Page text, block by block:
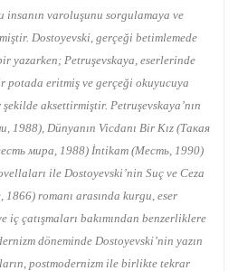
insanın varoluşunu sorgulamaya ve
Dostoyevski, gerçeği betimlemede
yazarken; Petruşevskaya, eserlerinde
potada eritmiş ve gerçeği okuyucuya
aksettirmiştir. Petruşevskaya’nın
1988), Dünyanın Vicdanı Bir Kız (Такая
мира, 1988) İntikam (Месть, 1990)
ile Dostoyevski’nin Suç ve Ceza
1866) romanı arasında kurgu, eser
iç çatışmaları bakımından benzerliklere
döneminde Dostoyevski’nin yazın
postmodernizm ile birlikte tekrar